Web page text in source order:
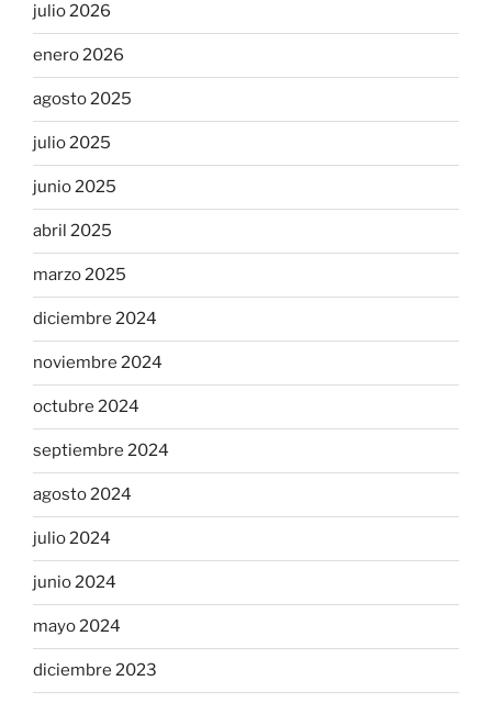
julio 2026
enero 2026
agosto 2025
julio 2025
junio 2025
abril 2025
marzo 2025
diciembre 2024
noviembre 2024
octubre 2024
septiembre 2024
agosto 2024
julio 2024
junio 2024
mayo 2024
diciembre 2023